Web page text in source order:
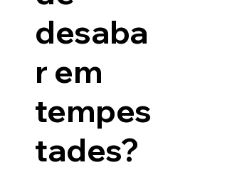
desaba
r em
tempes
tades?